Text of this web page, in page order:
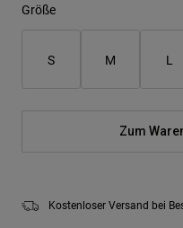
Größe
S M L
Zum
Kostenloser Versand bei